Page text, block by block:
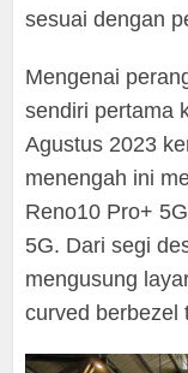
sesuai dengan
Mengenai
sendiri pertama
Agustus 2023
menengah ini
Reno10 Pro+
5G. Dari segi
mengusung
curved berbezel